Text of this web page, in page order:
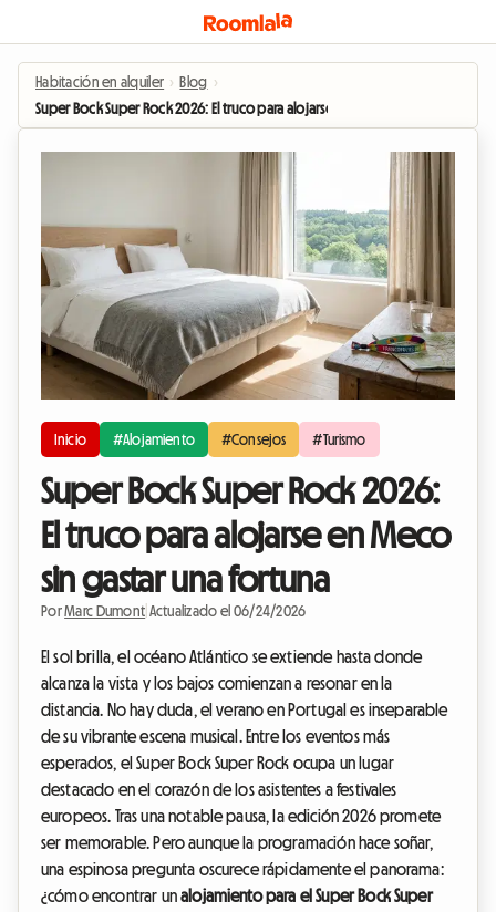
Habitación en alquiler › Blog ›
Super Bock Super Rock 2026: El truco para alojarse en Meco sin gastar una
Inicio #Alojamiento #Consejos #Turismo
Super Bock Super Rock 2026:
El truco para alojarse en Meco
sin gastar una fortuna
PorMarc Dumont Actualizado el 06/24/2026
El sol brilla, el océano Atlántico se extiende hasta donde
alcanza la vista y los bajos comienzan a resonar en la
distancia. No hay duda, el verano en Portugal es inseparable
de su vibrante escena musical. Entre los eventos más
esperados, el Super Bock Super Rock ocupa un lugar
destacado en el corazón de los asistentes a festivales
europeos. Tras una notable pausa, la edición 2026 promete
ser memorable. Pero aunque la programación hace soñar,
una espinosa pregunta oscurece rápidamente el panorama:
¿cómo encontrar unalojamiento para el Super Bock Super